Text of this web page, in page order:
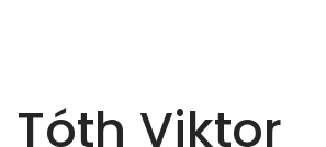
Tóth Viktor